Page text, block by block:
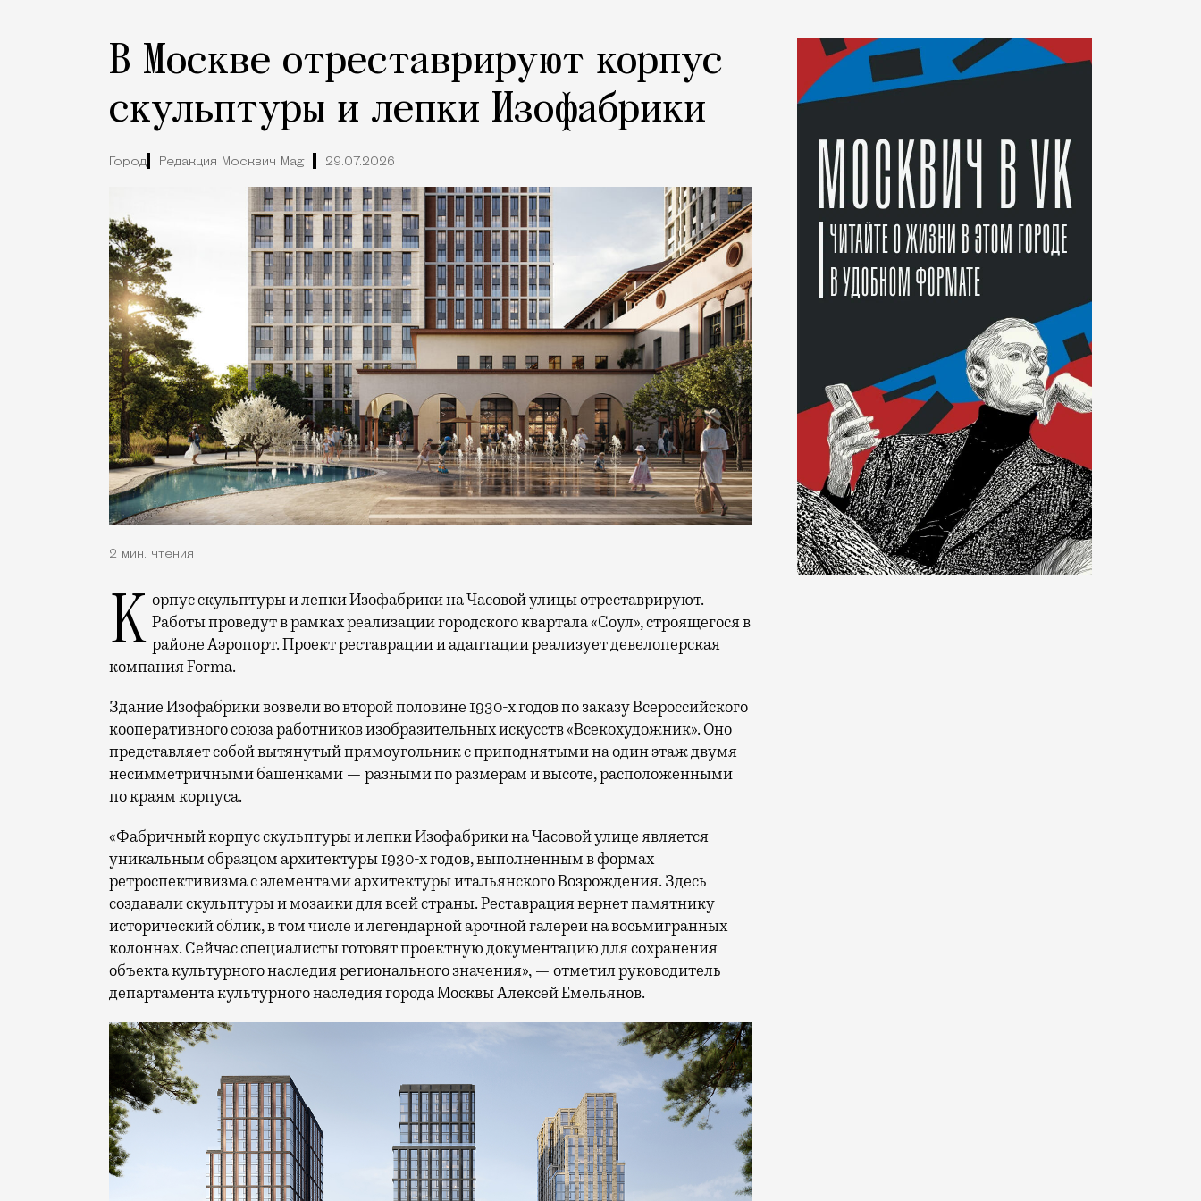
В Москве отреставрируют корпус
скульптуры и лепки Изофабрики
Город Редакция Москвич Mag 29.07.2026
2 мин. чтения
Корпус скульптуры и лепки Изофабрики на Часовой улицы отреставрируют. Работы проведут в рамках реализации городского квартала «Соул», строящегося в
районе Аэропорт. Проект реставрации и адаптации реализует девелоперская
компания Forma.
Здание Изофабрики возвели во второй половине 1930-х годов по заказу Всероссийского
кооперативного союза работников изобразительных искусств «Всекохудожник». Оно
представляет собой вытянутый прямоугольник с приподнятыми на один этаж двумя
несимметричными башенками — разными по размерам и высоте, расположенными
по краям корпуса.
«Фабричный корпус скульптуры и лепки Изофабрики на Часовой улице является
уникальным образцом архитектуры 1930-х годов, выполненным в формах
ретроспективизма с элементами архитектуры итальянского Возрождения. Здесь
создавали скульптуры и мозаики для всей страны. Реставрация вернет памятнику
исторический облик, в том числе и легендарной арочной галереи на восьмигранных
колоннах. Сейчас специалисты готовят проектную документацию для сохранения
объекта культурного наследия регионального значения», — отметил руководитель
департамента культурного наследия города Москвы Алексей Емельянов.